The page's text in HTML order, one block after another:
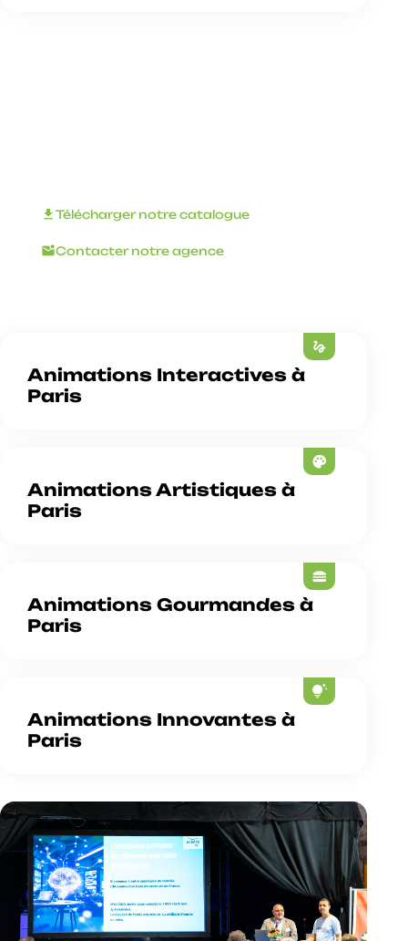
downloadTélécharger notre catalogue
mark_email_unreadContacter notre agence
Animations Interactives à
Paris
gesture
Animations Artistiques à
Paris
palette
Animations Gourmandes à
Paris
lunch_dining
Animations Innovantes à
Paris
tips_and_updates